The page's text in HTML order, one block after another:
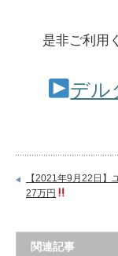
是非ご利用
デル
【2021年9月22日】
27万円
関連記事